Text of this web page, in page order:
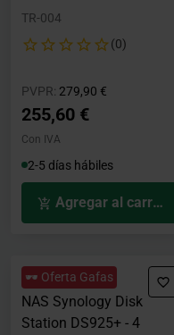
TR-004
(0)
PVPR: Precio rebajado desde
279,90 €
255,60 €
Con IVA
2-5 días hábiles
Agregar al carrito
🕶️ Oferta Gafas
NAS Synology Disk
Station DS925+ - 4